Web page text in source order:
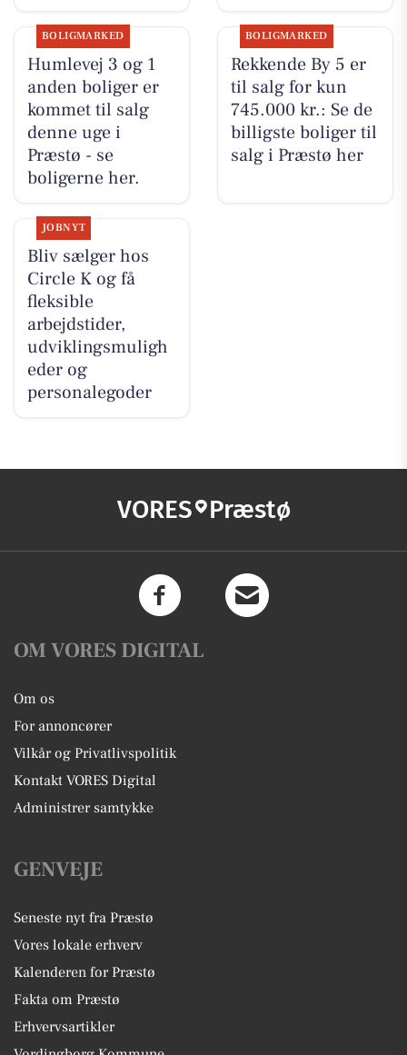
BOLIGMARKED
Humlevej 3 og 1
anden boliger er
kommet til salg
denne uge i
Præstø - se
boligerne her.
BOLIGMARKED
Rekkende By 5 er
til salg for kun
745.000 kr.: Se de
billigste boliger til
salg i Præstø her
JOBNYT
Bliv sælger hos
Circle K og få
fleksible
arbejdstider,
udviklingsmuligh
eder og
personalegoder
VORES Præstø
OM VORES DIGITAL
Om os
For annoncører
Vilkår og Privatlivspolitik
Kontakt VORES Digital
Administrer samtykke
GENVEJE
Seneste nyt fra Præstø
Vores lokale erhverv
Kalenderen for Præstø
Fakta om Præstø
Erhvervsartikler